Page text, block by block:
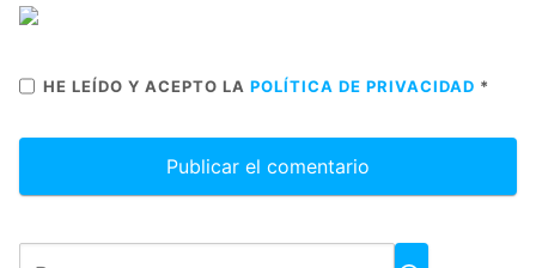
HE LEÍDO Y ACEPTO LA POLÍTICA DE PRIVACIDAD *